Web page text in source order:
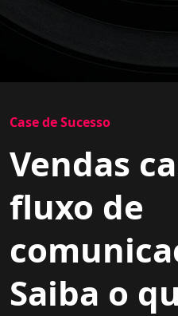
Case de Sucesso
Vendas
fluxo de
Saiba o